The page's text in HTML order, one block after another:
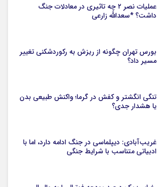
عملیات نصر ۲ چه تاثیری در معادلات جنگ
داشت؟ *سعدالله زارعی
بورس تهران چگونه از ریزش به رکوردشکنی تغییر
مسیر داد؟
تنگی انگشتر و کفش در گرما؛ واکنش طبیعی بدن
یا هشدار جدی؟
غریب‌آبادی: دیپلماسی در جنگ ادامه دارد، اما با
ادبیاتی متناسب با شرایط جنگی